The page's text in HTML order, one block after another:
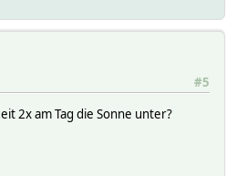
#5
2x am Tag die Sonne unter?